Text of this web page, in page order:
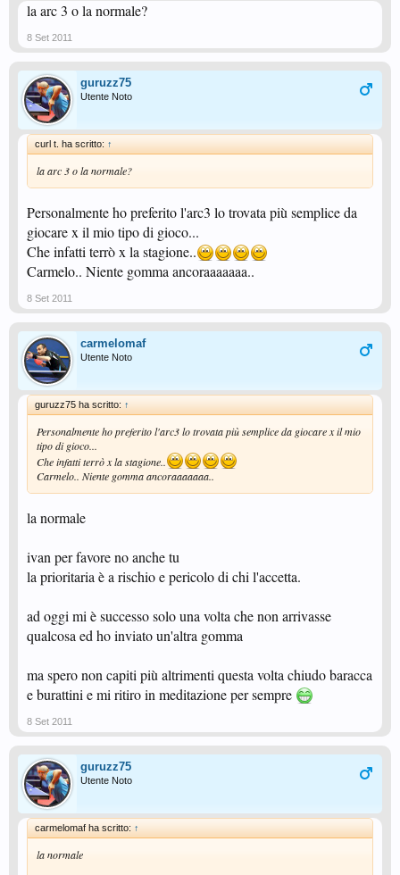
la arc 3 o la normale?
8 Set 2011
guruzz75
Utente Noto
curl t. ha scritto: ↑
la arc 3 o la normale?
Personalmente ho preferito l'arc3 lo trovata più semplice da
giocare x il mio tipo di gioco...
Che infatti terrò x la stagione..
Carmelo.. Niente gomma ancoraaaaaaa..
8 Set 2011
carmelomaf
Utente Noto
guruzz75 ha scritto: ↑
Personalmente ho preferito l'arc3 lo trovata più semplice da giocare x il mio
tipo di gioco...
Che infatti terrò x la stagione..
Carmelo.. Niente gomma ancoraaaaaaa..
la normale
ivan per favore no anche tu
la prioritaria è a rischio e pericolo di chi l'accetta.
ad oggi mi è successo solo una volta che non arrivasse
qualcosa ed ho inviato un'altra gomma
ma spero non capiti più altrimenti questa volta chiudo baracca
e burattini e mi ritiro in meditazione per sempre
8 Set 2011
guruzz75
Utente Noto
carmelomaf ha scritto: ↑
la normale